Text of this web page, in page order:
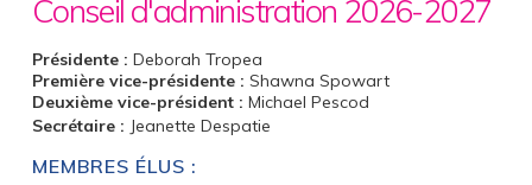
Conseil d'administration 2026-2027
Présidente : Deborah Tropea
Première vice-présidente : Shawna Spowart
Deuxième vice-président : Michael Pescod
Secrétaire : Jeanette Despatie
MEMBRES ÉLUS :